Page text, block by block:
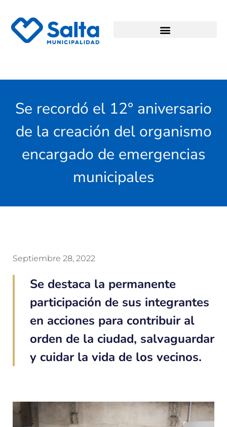
Se recordó el 12° aniversario
de la creación del organismo
encargado de emergencias
municipales
Septiembre 28, 2022
Se destaca la permanente
participación de sus integrantes
en acciones para contribuir al
orden de la ciudad, salvaguardar
y cuidar la vida de los vecinos.